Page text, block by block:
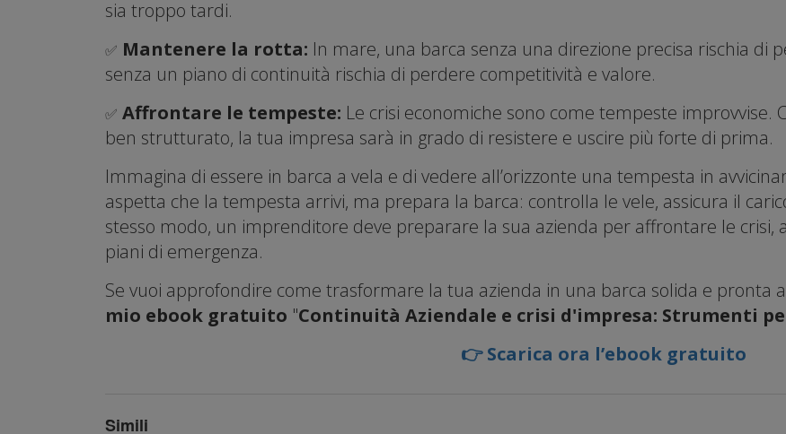
sia troppo tardi.
✅ Mantenere la rotta: In mare, una barca senza una direzione precisa rischia di
senza un piano di continuità rischia di perdere competitività e valore.
✅ Affrontare le tempeste: Le crisi economiche sono come tempeste improvvise.
ben strutturato, la tua impresa sarà in grado di resistere e uscire più forte di prima.
Immagina di essere in barca a vela e di vedere all’orizzonte una tempesta in
aspetta che la tempesta arrivi, ma prepara la barca: controlla le vele, assicura il
stesso modo, un imprenditore deve preparare la sua azienda per affrontare le
piani di emergenza.
Se vuoi approfondire come trasformare la tua azienda in una barca solida e pronta
mio ebook gratuito "Continuità Aziendale e crisi d'impresa: Strumenti
👉 Scarica ora l’ebook gratuito
Simili